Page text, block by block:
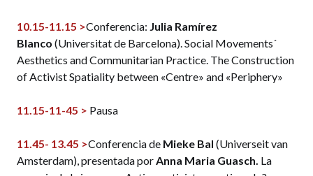
10.15-11.15 >Conferencia: Julia Ramírez
Blanco (Universitat de Barcelona). Social Movements´
Aesthetics and Communitarian Practice. The Construction
of Activist Spatiality between «Centre» and «Periphery»
11.15-11-45 > Pausa
11.45- 13.45 >Conferencia de Mieke Bal (Universeit van
Amsterdam), presentada porAnna Maria Guasch. La